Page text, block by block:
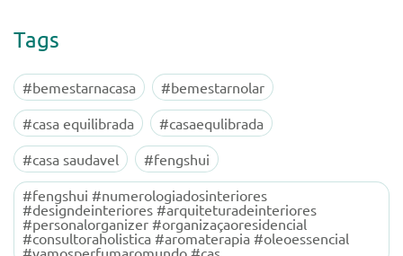
Tags
#bemestarnacasa
#bemestarnolar
#casa equilibrada
#casaequlibrada
#casa saudavel
#fengshui
#fengshui #numerologiadosinteriores
#designdeinteriores #arquiteturadeinteriores
#personalorganizer #organizaçaoresidencial
#consultoraholistica #aromaterapia #oleoessencial